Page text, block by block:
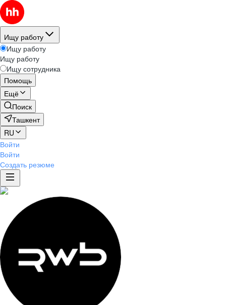
Ищу работу
Ищу работу
Ищу работу
Ищу сотрудника
Помощь
Ещё
Поиск
Ташкент
RU
Войти
Войти
Создать резюме